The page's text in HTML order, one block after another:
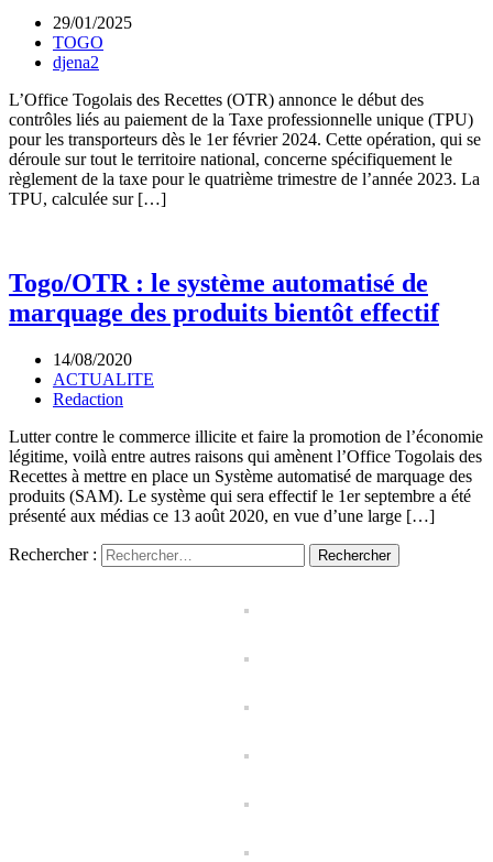
29/01/2025
TOGO
djena2
L’Office Togolais des Recettes (OTR) annonce le début des
contrôles liés au paiement de la Taxe professionnelle unique (TPU)
pour les transporteurs dès le 1er février 2024. Cette opération, qui se
déroule sur tout le territoire national, concerne spécifiquement le
règlement de la taxe pour le quatrième trimestre de l’année 2023. La
TPU, calculée sur […]
Togo/OTR : le système automatisé de
marquage des produits bientôt effectif
14/08/2020
ACTUALITE
Redaction
Lutter contre le commerce illicite et faire la promotion de l’économie
légitime, voilà entre autres raisons qui amènent l’Office Togolais des
Recettes à mettre en place un Système automatisé de marquage des
produits (SAM). Le système qui sera effectif le 1er septembre a été
présenté aux médias ce 13 août 2020, en vue d’une large […]
Rechercher :